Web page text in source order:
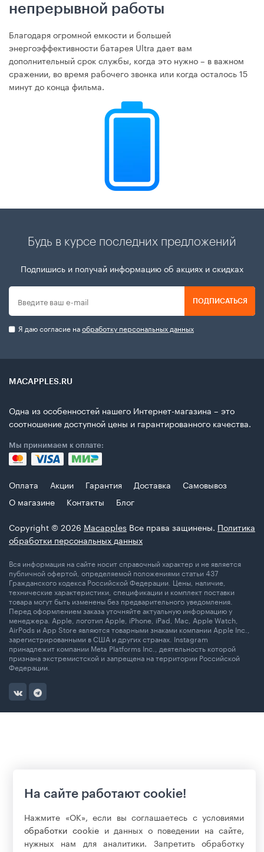
непрерывной работы
Благодаря огромной емкости и большей
энергоэффективности батарея Ultra дает вам
дополнительный срок службы, когда это нужно – в важном
сражении, во время рабочего звонка или когда осталось 15
минут до конца фильма.
Будь в курсе последних предложений
Подпишись и получай информацию об акциях и скидках
ПОДПИСАТЬСЯ
Я даю согласие наобработку персональных данных
MACAPPLES.RU
Одна из особенностей нашего Интернет-магазина – это
соотношение доступной цены и гарантированного качества.
Мы принимаем к оплате:
Оплата Акции Гарантия Доставка
Самовывоз
О магазине
Контакты
Блог
Copyright © 2026 Macapples Все права защинены. Политика
обработки персональных данных
Вся информация на сайте носит справочный характер и не является
публичной офертой, определяемой положениями статьи 437
Гражданского кодекса Российской Федерации. Цены, наличие,
технические характеристики, спецификации и комплект поставки
товара могут быть изменены без предварительного уведомления.
Перед оформлением заказа уточняйте актуальную информацию у
менеджера. Apple, логотип Apple, iPhone, iPad, Mac, Apple Watch,
AirPods и App Store являются товарными знаками компании Apple Inc.,
зарегистрированными в США и других странах. Instagram
принадлежит компании Meta Platforms Inc., деятельность которой
признана экстремистской и запрещена на территории Российской
Федерации.
На сайте работают cookie!
Нажмите «ОК», если вы соглашаетесь с условиями
обработки cookie и данных о поведении на сайте,
нужных нам для аналитики. Запретить обработку